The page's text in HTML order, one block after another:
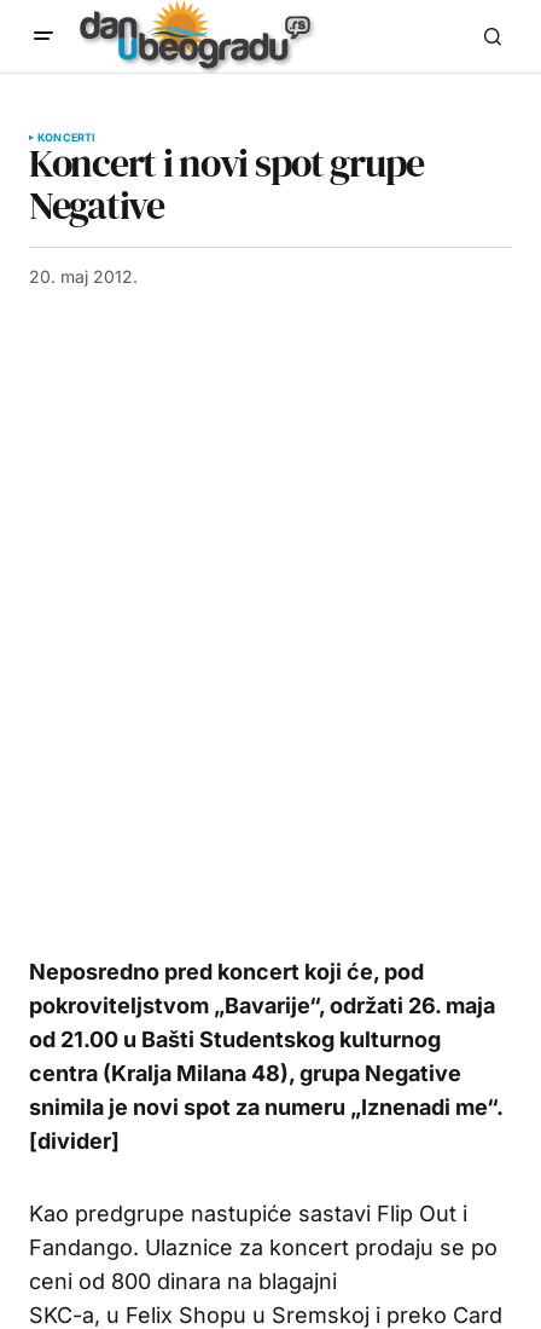
KONCERTI
Koncert i novi spot grupe
Negative
20. maj 2012.
Neposredno pred koncert koji će, pod
pokroviteljstvom „Bavarije“, održati 26. maja
od 21.00 u Bašti Studentskog kulturnog
centra (Kralja Milana 48), grupa Negative
snimila je novi spot za numeru „Iznenadi me“.
[divider]
Kao predgrupe nastupiće sastavi Flip Out i
Fandango. Ulaznice za koncert prodaju se po
ceni od 800 dinara na blagajni
SKC-a, u Felix Shopu u Sremskoj i preko Card